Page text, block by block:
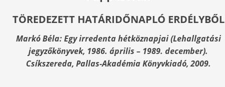
TÖREDEZETT HATÁRIDŐNAPLÓ ERDÉLYBŐL
Markó Béla: Egy irredenta hétköznapjai (Lehallgatási
jegyzőkönyvek, 1986. április – 1989. december).
Csíkszereda, Pallas-Akadémia Könyvkiadó, 2009.